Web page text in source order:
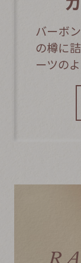
バーボ
の樽に
ーツの